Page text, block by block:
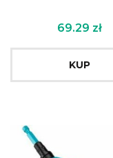
69.29 zł
KUP